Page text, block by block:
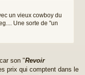
un vieux cowboy du
Une sorte de "un
son "Revoir
prix qui comptent dans le